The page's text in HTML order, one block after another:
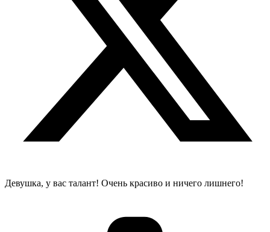
Девушка, у вас талант! Очень красиво и ничего лишнего!